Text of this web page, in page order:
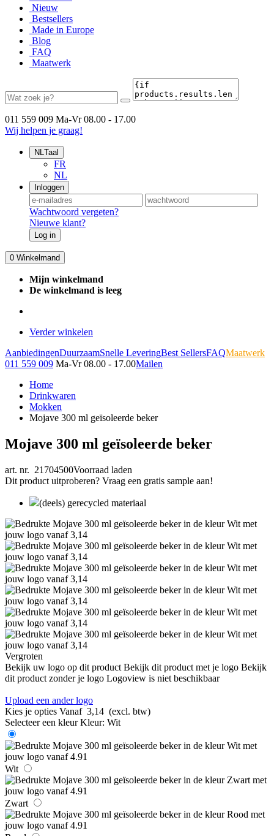
Nieuw
Bestsellers
Made in Europe
Blog
FAQ
Maatwerk
011 559 009 Ma-Vr 08.00 - 17.00
Wij helpen je graag!
NLTaal
FR
NL
Inloggen
Wachtwoord vergeten?
Nieuwe klant?
Log in
0 Winkelmand
Mijn winkelmand
De winkelmand is leeg
Verder winkelen
AanbiedingenDuurzaamSnelle LeveringBest SellersFAQMaatwerk
011 559 009 Ma-Vr 08.00 - 17.00Mailen
Home
Drinkwaren
Mokken
Mojave 300 ml geïsoleerde beker
Mojave 300 ml geïsoleerde beker
art. nr. 21704500Voorraad laden
Dit product uitproberen? Vraag een gratis sample aan!
(deels) gerecycled materiaal
Vergroten
Bekijk uw logo op dit product Bekijk dit product met je logo Bekijk
dit product zonder je logo Logoview is niet beschikbaar
Upload een ander logo
Kies je opties Vanaf 3,14 (excl. btw)
Selecteer een kleur Kleur: Wit
Wit
Zwart